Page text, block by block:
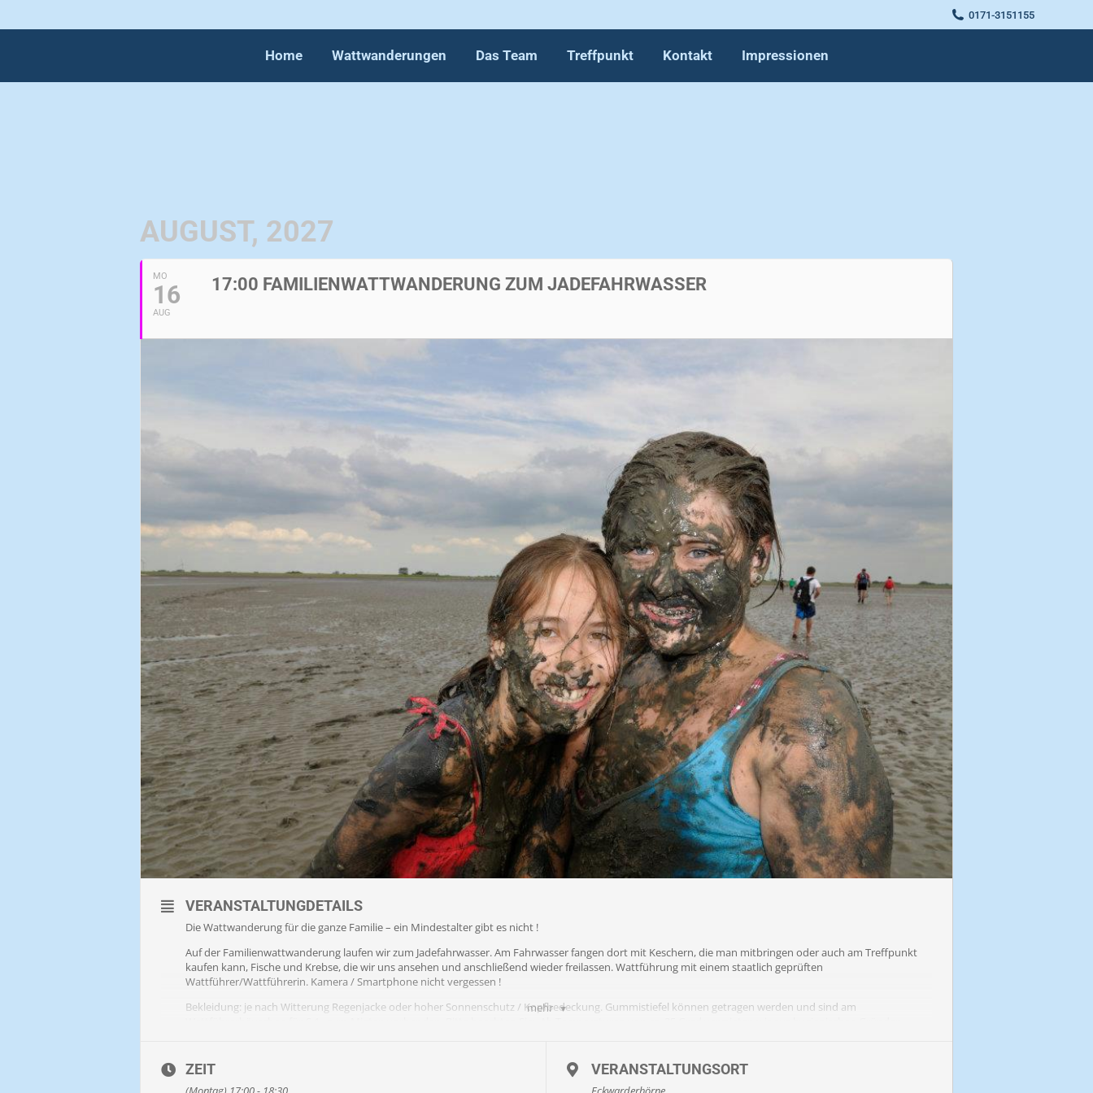
0171-3151155
Home Wattwanderungen Das Team Treffpunkt Kontakt Impressionen
AUGUST, 2027
MO
16
AUG
17:00 FAMILIENWATTWANDERUNG ZUM JADEFAHRWASSER
mehr
VERANSTALTUNGDETAILS
Die Wattwanderung für die ganze Familie – ein Mindestalter gibt es nicht !
Auf der Familienwattwanderung laufen wir zum Jadefahrwasser. Am Fahrwasser fangen dort mit Keschern, die man mitbringen oder auch am Treffpunkt
kaufen kann, Fische und Krebse, die wir uns ansehen und anschließend wieder freilassen. Wattführung mit einem staatlich geprüften
Wattführer/Wattführerin. Kamera / Smartphone nicht vergessen !
Bekleidung: je nach Witterung Regenjacke oder hoher Sonnenschutz / Kopfbedeckung. Gummistiefel können getragen werden und sind am
Im Winter lange Hose, im Sommer idealerweise mit kurzer Hose und Beachies. Beachies ( Wattsocken ) können am Treffpunkt erworben werden.
Barfußlaufen wird aufgrund der Schnittgefahr von Muscheln nicht empfohlen.
ZEIT VERANSTALTUNGSORT